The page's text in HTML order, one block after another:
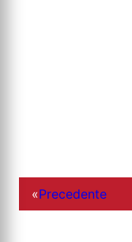
«Precedente